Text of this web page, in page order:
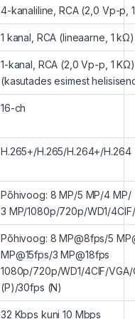
4-kanaliline, RCA (2,0 Vp-p,
1 kanal, RCA (lineaarne, 1 kΩ)
1-kanal, RCA (2,0 Vp-p, 1 KΩ)
(kasutades esimest
16-ch
H.265+/H.265/H.264+/H.264
Põhivoog: 8 MP/5 MP/4 MP/
3 MP/1080p/720p/WD1/
Põhivoog: 8 MP@8fps/5
MP@15fps/3 MP@18fps
1080p/720p/WD1/4CIF/VGA/
(P)/30fps (N)
32 Kbps kuni 10 Mbps